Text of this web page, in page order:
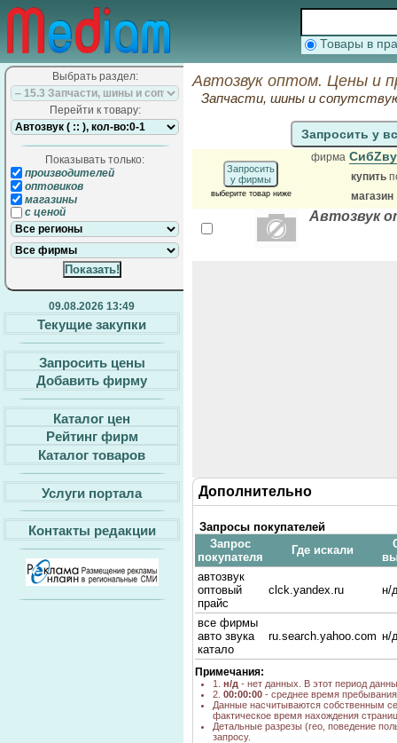
Товары в
Выбрать раздел:
Перейти к товару:
Показывать только:
производителей
оптовиков
магазины
с ценой
09.08.2026 13:49
Текущие закупки
Запросить цены
Добавить фирму
Каталог цен
Рейтинг фирм
Каталог товаров
Услуги портала
Контакты редакции
Автозвук оптом. Цены и
Запчасти, шины и
Запросить у
Запросить
у фирмы
выберите товар ниже
фирма
купить
магазин
Автозвук
Дополнительно
Запросы покупателей
Запрос
покупателя
Где искали
автозвук
оптовый
прайс
clck.yandex.ru н/
все фирмы
авто звука
катало
ru.search.yahoo.com н/
Примечания:
1. н/д - нет данных. В этот период
2. 00:00:00 - среднее время
Данные насчитываются собственным
фактическое время нахождения
Детальные разрезы (гео, поведение
запросу.